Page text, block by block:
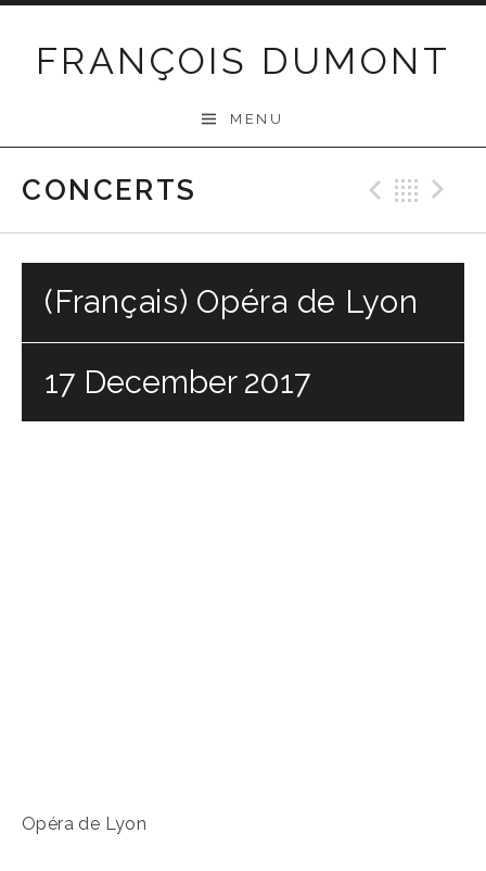
FRANÇOIS DUMONT
MENU
CONCERTS
(Français) Opéra de Lyon
17 December 2017
Opéra de Lyon